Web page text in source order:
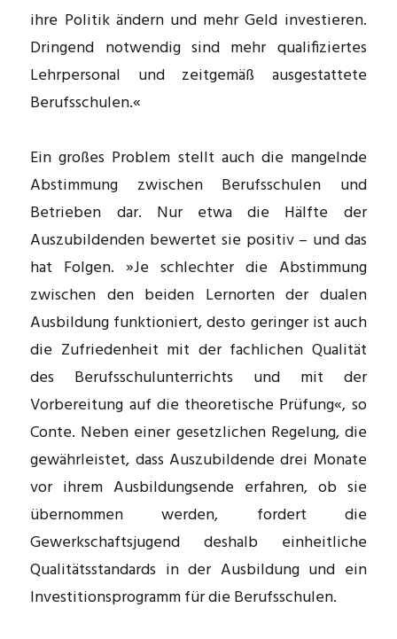
ihre Politik ändern und mehr Geld investieren.
Dringend notwendig sind mehr qualifiziertes
Lehrpersonal und zeitgemäß ausgestattete
Berufsschulen.«
Ein großes Problem stellt auch die mangelnde
Abstimmung zwischen Berufsschulen und
Betrieben dar. Nur etwa die Hälfte der
Auszubildenden bewertet sie positiv – und das
hat Folgen. »Je schlechter die Abstimmung
zwischen den beiden Lernorten der dualen
Ausbildung funktioniert, desto geringer ist auch
die Zufriedenheit mit der fachlichen Qualität
des Berufsschulunterrichts und mit der
Vorbereitung auf die theoretische Prüfung«, so
Conte. Neben einer gesetzlichen Regelung, die
gewährleistet, dass Auszubildende drei Monate
vor ihrem Ausbildungsende erfahren, ob sie
übernommen werden, fordert die
Gewerkschaftsjugend deshalb einheitliche
Qualitätsstandards in der Ausbildung und ein
Investitionsprogramm für die Berufsschulen.